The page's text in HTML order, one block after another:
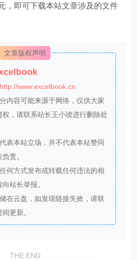
，即可下载本站文章涉及的文件
文章版权声明
http://www.excelbook.cn
内容可能来源于网络，仅供大家
，请联系站长王小琥进行删除处
表本站立场，并不代表本站赞同
责。
何方式发布或转载任何违法的相
站长举报。
在云盘，如发现链接失效，请联
更新。
THE END